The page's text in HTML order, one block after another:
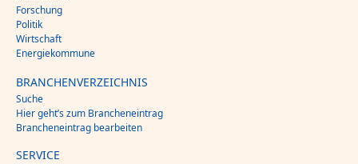
Forschung
Politik
Wirtschaft
Energiekommune
BRANCHENVERZEICHNIS
Suche
Hier geht’s zum Brancheneintrag
Brancheneintrag bearbeiten
SERVICE